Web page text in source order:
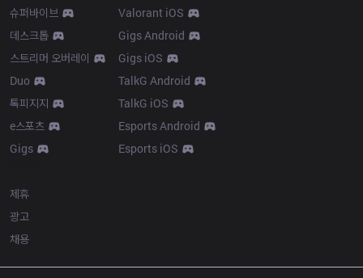
슈퍼바이브
데스크톱
스트리머 오버레이
Duo
톡피지지
e스포츠
Gigs
Valorant iOS
Gigs Android
Gigs iOS
TalkG Android
TalkG iOS
Esports Android
Esports iOS
제휴
광고
채용